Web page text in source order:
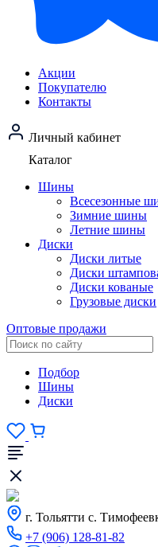
Акции
Покупателю
Контакты
Личный кабинет
Каталог
Шины
Всесезонные
Зимние шины
Летние шины
Диски
Диски литые
Диски
Диски кованые
Грузовые диски
Оптовые продажи
Подбор
Шины
Диски
г. Тольятти с.
+7 (906) 128-81-82